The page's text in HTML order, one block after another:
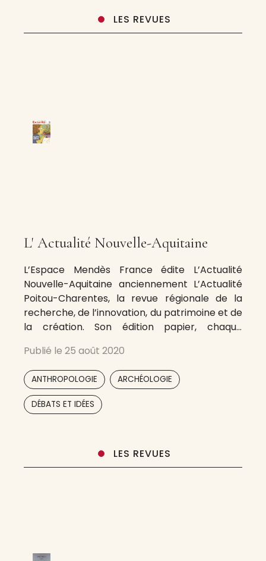
LES REVUES
L' Actualité Nouvelle-Aquitaine
L’Espace Mendès France édite L’Actualité
Nouvelle-Aquitaine anciennement L’Actualité
Poitou-Charentes, la revue régionale de la
recherche, de l’innovation, du patrimoine et de
la création. Son édition papier, chaque
parfois des hors séries, et ses archives sur
Internet constituent un ensemble unique sur la
région, pluridisciplinaire et accessible à tous.
L’Actualité
Publié le 25 août 2020
ANTHROPOLOGIE ARCHÉOLOGIE
DÉBATS ET IDÉES
LES REVUES